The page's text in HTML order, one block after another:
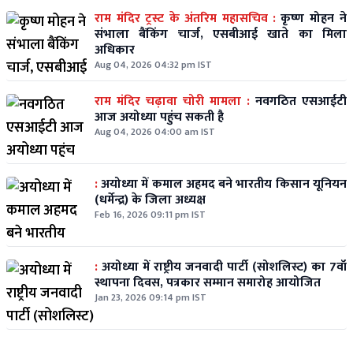
राम मंदिर ट्रस्ट के अंतरिम महासचिव : कृष्ण मोहन ने
संभाला बैंकिंग चार्ज, एसबीआई खाते का मिला
अधिकार
Aug 04, 2026 04:32 pm IST
राम मंदिर चढ़ावा चोरी मामला : नवगठित एसआईटी
आज अयोध्या पहुंच सकती है
Aug 04, 2026 04:00 am IST
:अयोध्या में कमाल अहमद बने भारतीय किसान यूनियन
(धर्मेन्द्र) के जिला अध्यक्ष
Feb 16, 2026 09:11 pm IST
:अयोध्या में राष्ट्रीय जनवादी पार्टी (सोशलिस्ट) का 7वाँ
स्थापना दिवस, पत्रकार सम्मान समारोह आयोजित
Jan 23, 2026 09:14 pm IST